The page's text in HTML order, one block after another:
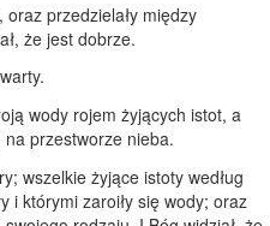
przedzielały między
że jest dobrze.
wody rojem żyjących istot, a
przestworze nieba.
wszelkie żyjące istoty według
i którymi zaroiły się wody; oraz